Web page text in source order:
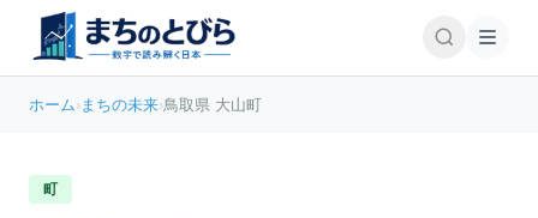
ホーム›まちの未来›鳥取県 大山町
町